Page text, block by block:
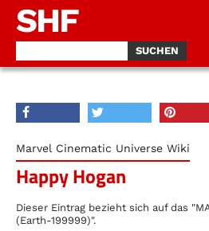
SHF
Marvel Cinematic Universe Wiki
Happy Hogan
Dieser Eintrag bezieht sich auf das
(Earth-199999)".